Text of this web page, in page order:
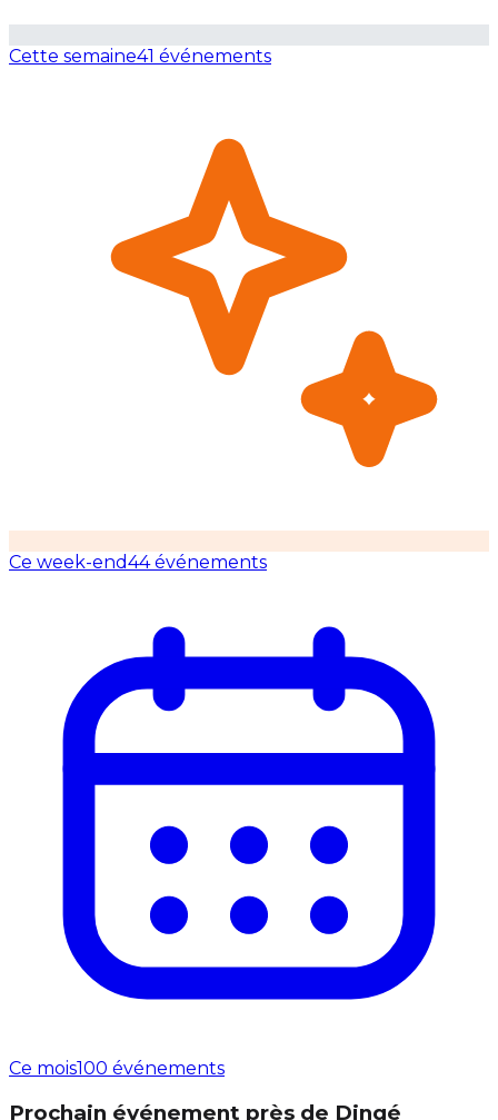
Cette semaine41 événements
Ce week-end44 événements
Ce mois100 événements
Prochain événement près de Dingé